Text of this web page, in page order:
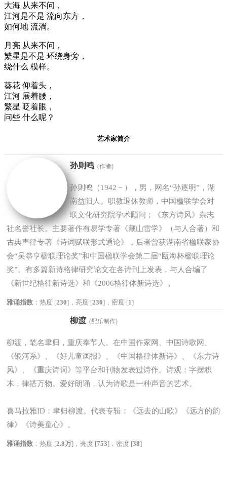
大海 从来不问，
江河是不是 流向东方，
如何地 流淌。
月亮 从来不问，
繁星是不是 环绕身旁，
绕什么 模样。
葵花 仰着头，
江河 展着腰，
繁星 眨着眼，
问些 什么呢？
艺术家简介
孙则鸣 (作者)
孙则鸣（1942－），男，网名“孙逐明”，湖
南益阳人。职教退休教师，中国楹联学会对
联文化研究院学术顾问；《东方诗风》杂志
社名誉社长。主要著作有易学专著《藏山雷学》（与人合著）和
古典声律专著《诗词赋联形式通论》，后者曾获湖南省楹联家协
会“吴恭亨楹联理论奖”和中国楹联学会第二届“瓯海杯楹联理论
奖”。有多篇新诗格律研究论文在各诗刊上发表，与人合编了
《新世纪格律新诗选》和《2006格律体新诗选》。
雅诵指数 ：热度 [230]，亮度 [230]，密度 [1]
柳渡 (配乐制作)
柳渡，笔名聿归，重庆奉节人。在中国作家网、中国诗歌网、
《银河系》、《好儿童画报》、《中国格律体新诗》、《东方诗
风》、《重庆诗词》等平台和刊物发表过诗作。诗观：字摆积
木，律搭万物。爱好朗诵，认为诗歌是一种声音的艺术。
喜马拉雅ID：聿归柳渡。代表专辑：《远去的山歌》《远方的韵
律》《诗美童心》。
雅诵指数 ：热度 [2.8万]，亮度 [753]，密度 [38]